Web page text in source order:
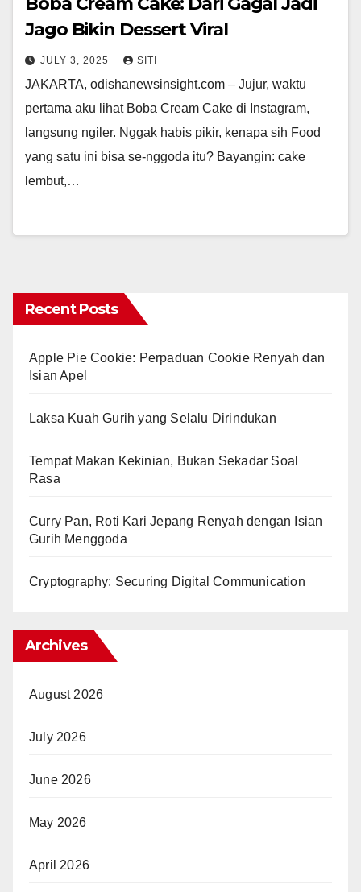
Jago Bikin Dessert Viral
JULY 3, 2025 SITI
JAKARTA, odishanewsinsight.com – Jujur, waktu
pertama aku lihat Boba Cream Cake di Instagram,
langsung ngiler. Nggak habis pikir, kenapa sih Food
yang satu ini bisa se-nggoda itu? Bayangin: cake
lembut,…
Recent Posts
Apple Pie Cookie: Perpaduan Cookie Renyah dan
Isian Apel
Laksa Kuah Gurih yang Selalu Dirindukan
Tempat Makan Kekinian, Bukan Sekadar Soal
Rasa
Curry Pan, Roti Kari Jepang Renyah dengan Isian
Gurih Menggoda
Cryptography: Securing Digital Communication
Archives
August 2026
July 2026
June 2026
May 2026
April 2026